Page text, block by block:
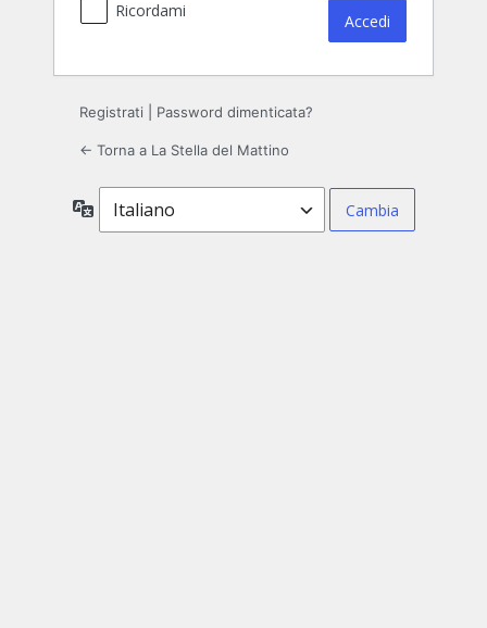
Ricordami
Registrati Password dimenticata?
← Torna a La Stella del Mattino
Lingua